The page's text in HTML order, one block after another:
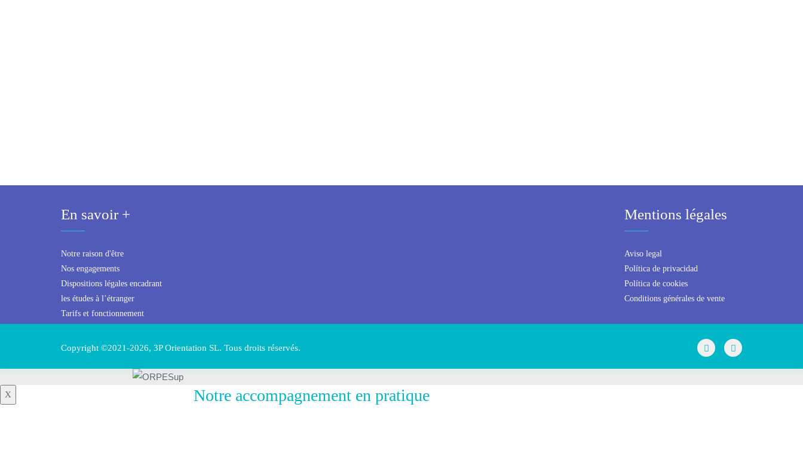
En savoir +
Notre raison d'être
Nos engagements
Dispositions légales encadrant
les études à l’étranger
Tarifs et fonctionnement
Mentions légales
Aviso legal
Política de privacidad
Política de cookies
Conditions générales de vente
Copyright ©2021-2026, 3P Orientation SL. Tous droits réservés.
Notre accompagnement en pratique
X